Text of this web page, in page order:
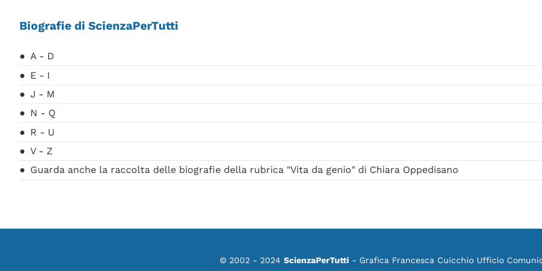
Biografie di ScienzaPerTutti
A - D
E - I
J - M
N - Q
R - U
V - Z
Guarda anche la raccolta delle biografie della rubrica "Vita da genio" di Chiara Oppedisano
© 2002 - 2024 ScienzaPerTutti - Grafica Francesca Cuicchio Ufficio